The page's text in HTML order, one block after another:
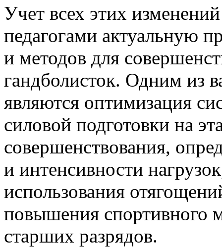
Учет всех этих
педагогами актуальную
и методов для
гандболисток. Одним из
являются оптимизация
силовой подготовки на
совершенствования,
и интенсивности
использования
повышения спортивного
старших разрядов.